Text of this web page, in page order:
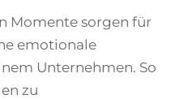
Momente sorgen für
emotionale
Unternehmen. So
zu